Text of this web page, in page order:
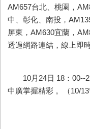
AM657台北、桃園，
中、彰化、南投，
屏東，AM630宜蘭，
透過網路連結，線上即時
10月24日 18：00--
中廣掌握精彩 。（10/